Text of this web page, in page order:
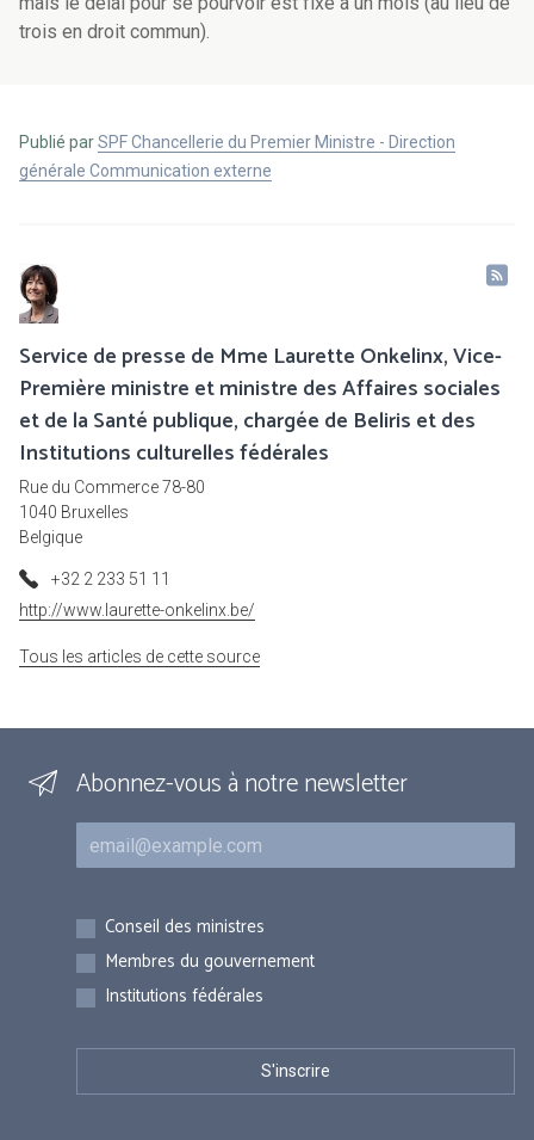
trois en droit commun).
Publié parSPF Chancellerie du Premier Ministre - Direction
générale Communication externe
Service de presse de Mme Laurette Onkelinx, Vice-
Première ministre et ministre des Affaires sociales
et de la Santé publique, chargée de Beliris et des
Institutions culturelles fédérales
Rue du Commerce 78-80
1040 Bruxelles
Belgique
+32 2 233 51 11
http://www.laurette-onkelinx.be/
Tous les articles de cette source
Abonnez-vous à notre newsletter
Courriel
Inscriptions
Conseil des ministres
Membres du gouvernement
Institutions fédérales